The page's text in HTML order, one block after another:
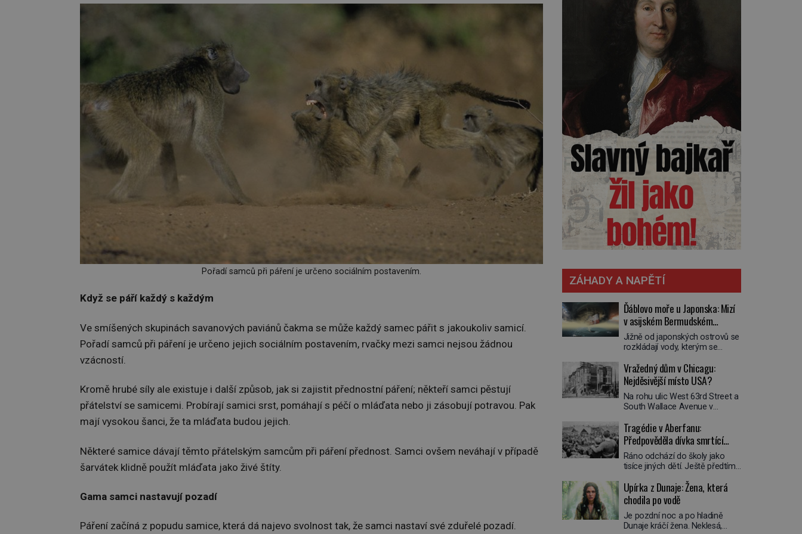
Pořadí samců při páření je určeno sociálním postavením.
Když se páří každý s každým
Ve smíšených skupinách savanových paviánů čakma se může každý samec pářit s jakoukoliv samicí.
Pořadí samců při páření je určeno jejich sociálním postavením, rvačky mezi samci nejsou žádnou
vzácností.
Kromě hrubé síly ale existuje i další způsob, jak si zajistit přednostní páření; někteří samci pěstují
přátelství se samicemi. Probírají samici srst, pomáhají s péčí o mláďata nebo ji zásobují potravou. Pak
mají vysokou šanci, že ta mláďata budou jejich.
Některé samice dávají těmto přátelským samcům při páření přednost. Samci ovšem neváhají v případě
šarvátek klidně použít mláďata jako živé štíty.
Gama samci nastavují pozadí
Páření začíná z popudu samice, která dá najevo svolnost tak, že samci nastaví své zduřelé pozadí.
ZÁHADY A NAPĚTÍ
Ďáblovo moře u Japonska: Mizí
v asijském Bermudském
trojúhelníku lodě ve spárech
neznámé síly?
Jižně od japonských ostrovů se
rozkládají vody, kterým se
se o lodích mizejících beze
stopy, podivných světlech,
zrádných proudech i mořských
dracích, kteří měli tyto končiny
střežit už v dávných legendách.
trojúhelník skutečně prokletým
místem, nebo se zde jen
nebezpečná příroda proměnila
v jednu z nejpůsobivějších
námořních záhad? […]
Vražedný dům v Chicagu:
Nejděsivější místo USA?
Na rohu ulic West 63rd Street a
South Wallace Avenue v
Nemá žádný speciální nápis ani
pamětní desku. A přesto prý
místní zaměstnanci neradi
chodí do sklepa. Právě tady
totiž sídlil sériový vrah H. H.
nejpropracovanější past na lidi
v dějinách americké
kriminalistiky. Herman Webster
Mudgett (1861–1896) přijíždí […]
Tragédie v Aberfanu:
Předpověděla dívka smrtící
sesuv půdy?
Ráno odchází do školy jako
tisíce jiných dětí. Ještě předtím
snem. Ve škole, kterou dobře
zná, tentokrát nevidí budovu ani
spolužáky. Místo nich se před ní
tyčí cosi temného. O několik
hodin později je mrtvá. Mohla
Upírka z Dunaje: Žena, která
chodila po vodě
Je pozdní noc a po hladině
Dunaje kráčí žena. Neklesá,